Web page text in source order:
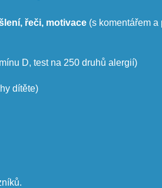
řeči, motivace (s komentářem a
D, test na 250 druhů alergií)
dítěte)